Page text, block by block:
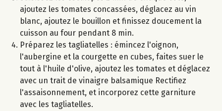
ajoutez les tomates concassées, déglacez au vin
blanc, ajoutez le bouillon et finissez doucement la
cuisson au four pendant 8 min.
Préparez les tagliatelles : émincez l'oignon,
l'aubergine et la courgette en cubes, faites suer le
tout à l'huile d'olive, ajoutez les tomates et déglacez
avec un trait de vinaigre balsamique Rectifiez
l'assaisonnement, et incorporez cette garniture
avec les tagliatelles.